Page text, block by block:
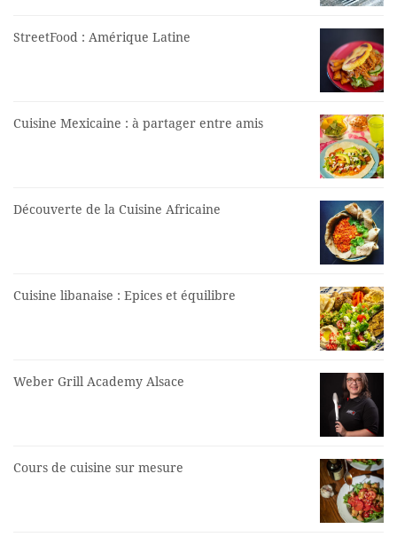
StreetFood : Amérique Latine
Cuisine Mexicaine : à partager entre amis
Découverte de la Cuisine Africaine
Cuisine libanaise : Epices et équilibre
Weber Grill Academy Alsace
Cours de cuisine sur mesure